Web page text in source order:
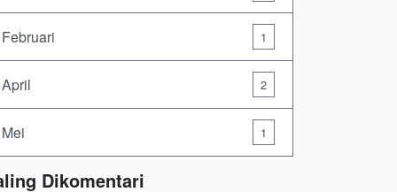
Februari 1
April 2
Mei 1
Dikomentari